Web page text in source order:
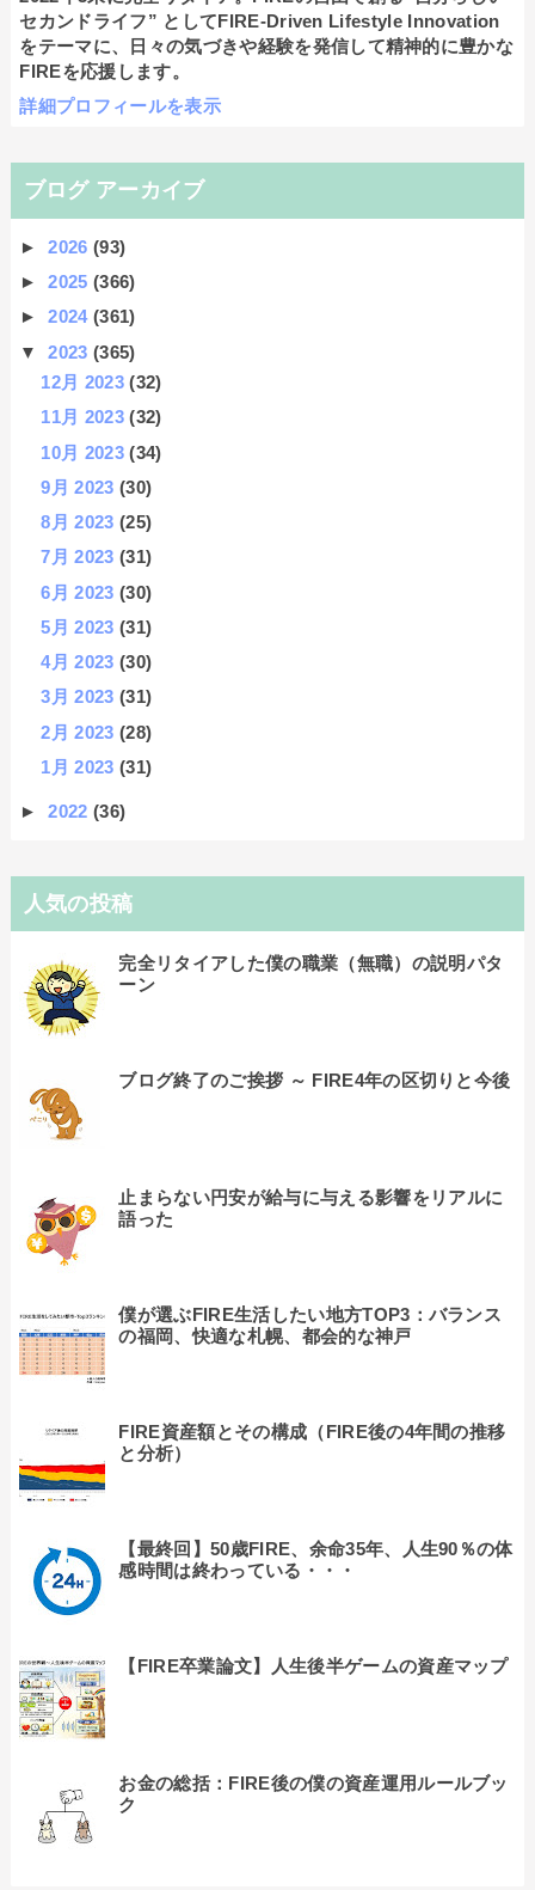
セカンドライフ” としてFIRE-Driven Lifestyle Innovation
をテーマに、日々の気づきや経験を発信して精神的に豊かな
FIREを応援します。
詳細プロフィールを表示
ブログ アーカイブ
►2026(93)
►2025(366)
►2024(361)
▼2023(365)
12月 2023(32)
11月 2023(32)
10月 2023(34)
9月 2023(30)
8月 2023(25)
7月 2023(31)
6月 2023(30)
5月 2023(31)
4月 2023(30)
3月 2023(31)
2月 2023(28)
1月 2023(31)
►2022(36)
人気の投稿
完全リタイアした僕の職業（無職）の説明パタ
ーン
ブログ終了のご挨拶 ～ FIRE4年の区切りと今後
止まらない円安が給与に与える影響をリアルに
語った
僕が選ぶFIRE生活したい地方TOP3：バランス
の福岡、快適な札幌、都会的な神戸
FIRE資産額とその構成（FIRE後の4年間の推移
と分析）
【最終回】50歳FIRE、余命35年、人生90％の体
感時間は終わっている・・・
【FIRE卒業論文】人生後半ゲームの資産マップ
お金の総括：FIRE後の僕の資産運用ルールブッ
ク